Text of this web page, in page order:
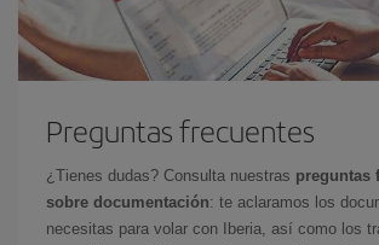
Preguntas frecuentes
¿Tienes dudas? Consulta nuestras preguntas
sobre documentación: te aclaramos los
necesitas para volar con Iberia, así como los